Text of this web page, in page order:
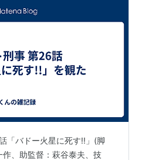
「バドー火星に死す!!」(脚
、助監督：萩谷泰夫、技